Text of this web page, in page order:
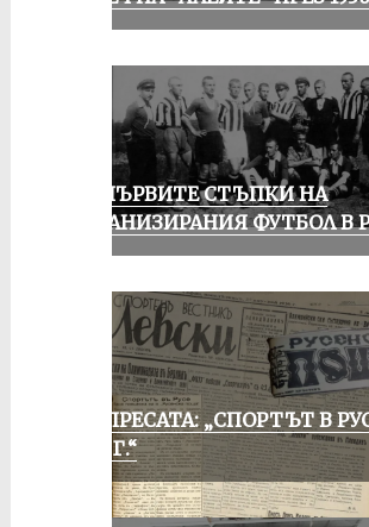
ЗА ПЪРВИТЕ СТЪПКИ НА
ОРГАНИЗИРАНИЯ ФУТБОЛ В
ОТ ПРЕСАТА: „СПОРТЪТ В
1935 Г.“